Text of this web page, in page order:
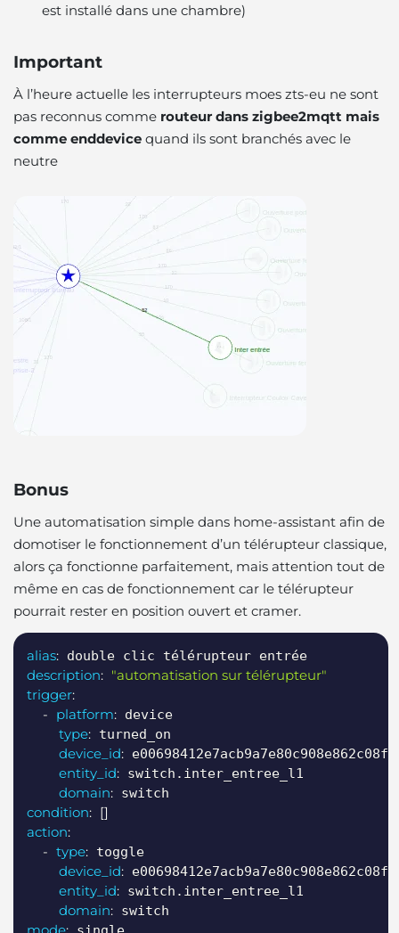
est installé dans une chambre)
Important
À l’heure actuelle les interrupteurs moes zts-eu ne sont
pas reconnus comme routeur dans zigbee2mqtt mais
comme enddevice quand ils sont branchés avec le
neutre
Bonus
Une automatisation simple dans home-assistant afin de
domotiser le fonctionnement d’un télérupteur classique,
alors ça fonctionne parfaitement, mais attention tout de
même en cas de fonctionnement car le télérupteur
pourrait rester en position ouvert et cramer.
alias:
description: "automatisation sur télérupteur"
trigger:
- platform: device
type: turned_on
device_id: e00698412e7acb9a7e80c908e862c08f
entity_id: switch.inter_entree_l1
domain:
condition: []
action:
- type: toggle
device_id: e00698412e7acb9a7e80c908e862c08f
entity_id: switch.inter_entree_l1
domain:
mode: